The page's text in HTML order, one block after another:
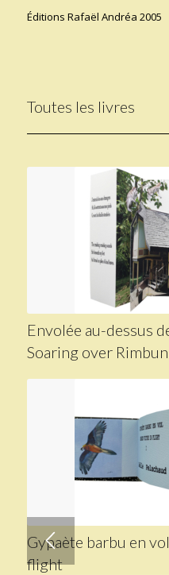
Éditions Rafaël Andréa 2005
Toutes les livres
Envolée au-dessus
Soaring over
Gypaète barbu en
flight